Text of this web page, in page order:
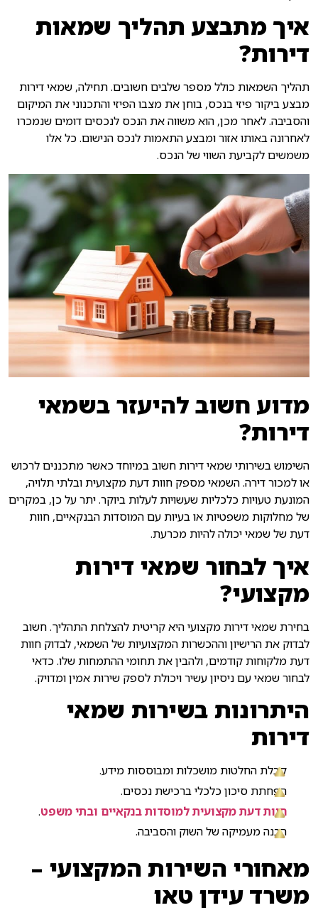
איך מתבצע תהליך שמאות
דירות?
תהליך השמאות כולל מספר שלבים חשובים. תחילה, שמאי דירות
מבצע ביקור פיזי בנכס, בוחן את מצבו הפיזי והתכנוני את המיקום
והסביבה. לאחר מכן, הוא משווה את הנכס לנכסים דומים שנמכרו
לאחרונה באותו אזור ומבצע התאמות לנכס הנישום. כל אלו
משמשים לקביעת השווי של הנכס.
מדוע חשוב להיעזר בשמאי
דירות?
השימוש בשירותי שמאי דירות חשוב במיוחד כאשר מתכננים לרכוש
או למכור דירה. השמאי מספק חוות דעת מקצועית ובלתי תלויה,
המונעת טעויות כלכליות שעשויות לעלות ביוקר. יתר על כן, במקרים
של מחלוקות משפטיות או בעיות עם המוסדות הבנקאיים, חוות
דעת של שמאי יכולה להיות מכרעת.
איך לבחור שמאי דירות
מקצועי?
בחירת שמאי דירות מקצועי היא קריטית להצלחת התהליך. חשוב
לבדוק את הרישיון וההכשרות המקצועיות של השמאי, לבדוק חוות
דעת מלקוחות קודמים, ולהבין את תחומי ההתמחות שלו. כדאי
לבחור שמאי עם ניסיון עשיר ויכולת לספק שירות אמין ומדויק.
היתרונות בשירות שמאי
דירות
קבלת החלטות מושכלות ומבוססות מידע.
הפחתת סיכון כלכלי ברכישת נכסים.
חוות דעת מקצועית למוסדות בנקאיים ובתי משפט.
הבנה מעמיקה של השוק והסביבה.
מאחורי השירות המקצועי –
משרד עידן טאו